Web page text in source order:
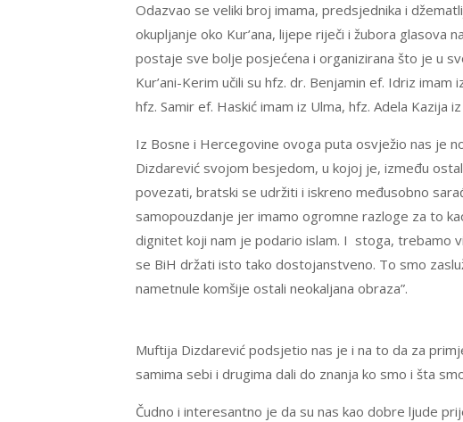
Odazvao se veliki broj imama, predsjednika i
okupljanje oko Kur’ana, lijepe riječi i žubora glasova
postaje sve bolje posjećena i organizirana što je u
Kur’ani-Kerim učili su hfz. dr. Benjamin ef. Idriz
hfz. Samir ef. Haskić imam iz Ulma, hfz. Adela Kazija
Iz Bosne i Hercegovine ovoga puta osvježio nas je
Dizdarević svojom besjedom, u kojoj je, između
povezati, bratski se udržiti i iskreno međusobno
samopouzdanje jer imamo ogromne razloge za to
dignitet koji nam je podario islam. I stoga, trebamo
se BiH držati isto tako dostojanstveno. To smo
nametnule komšije ostali neokaljana obraza”.
Muftija Dizdarević podsjetio nas je i na to da za
samima sebi i drugima dali do znanja ko smo i šta
Čudno i interesantno je da su nas kao dobre ljude